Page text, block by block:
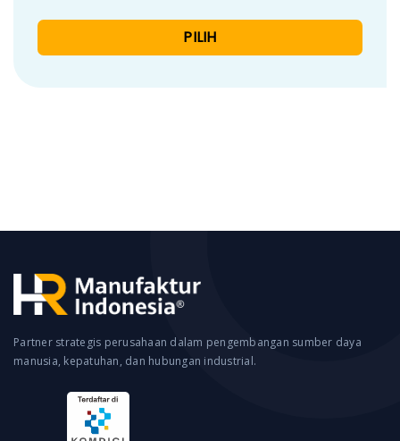
PILIH
Partner strategis perusahaan dalam pengembangan sumber daya
manusia, kepatuhan, dan hubungan industrial.